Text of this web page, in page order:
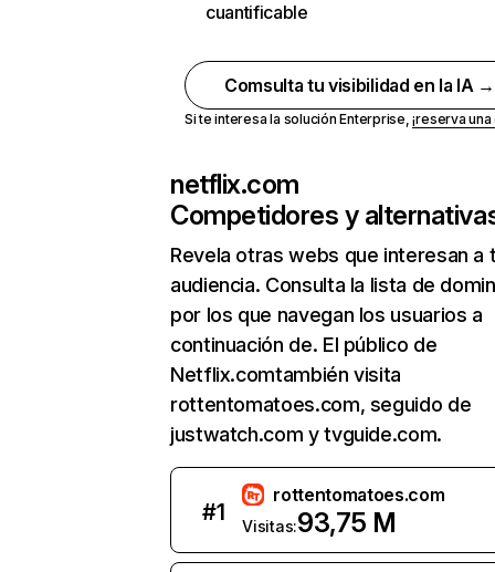
cuantificable
Comsulta tu visibilidad en la IA →
Si te interesa la solución Enterprise,¡reserva
netflix.com
Competidores y
Revela otras webs que interesan a
audiencia. Consulta la lista de
por los que navegan los usuarios a
continuación de. El público de
Netflix.comtambién visita
rottentomatoes.com, seguido de
justwatch.com y tvguide.com.
#1
rottentomatoes.com
Visitas:93,75 M